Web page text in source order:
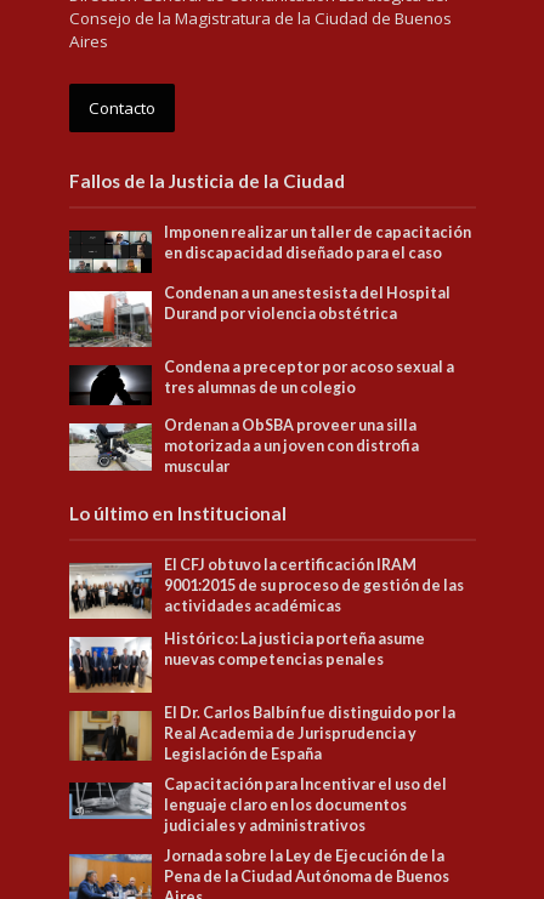
Consejo de la Magistratura de la Ciudad de Buenos
Aires
Contacto
Fallos de la Justicia de la Ciudad
Imponen realizar un taller de capacitación
en discapacidad diseñado para el caso
Condenan a un anestesista del Hospital
Durand por violencia obstétrica
Condena a preceptor por acoso sexual a
tres alumnas de un colegio
Ordenan a ObSBA proveer una silla
motorizada a un joven con distrofia
muscular
Lo último en Institucional
El CFJ obtuvo la certificación IRAM
9001:2015 de su proceso de gestión de las
actividades académicas
Histórico: La justicia porteña asume
nuevas competencias penales
El Dr. Carlos Balbín fue distinguido por la
Real Academia de Jurisprudencia y
Legislación de España
Capacitación para Incentivar el uso del
lenguaje claro en los documentos
judiciales y administrativos
Jornada sobre la Ley de Ejecución de la
Pena de la Ciudad Autónoma de Buenos